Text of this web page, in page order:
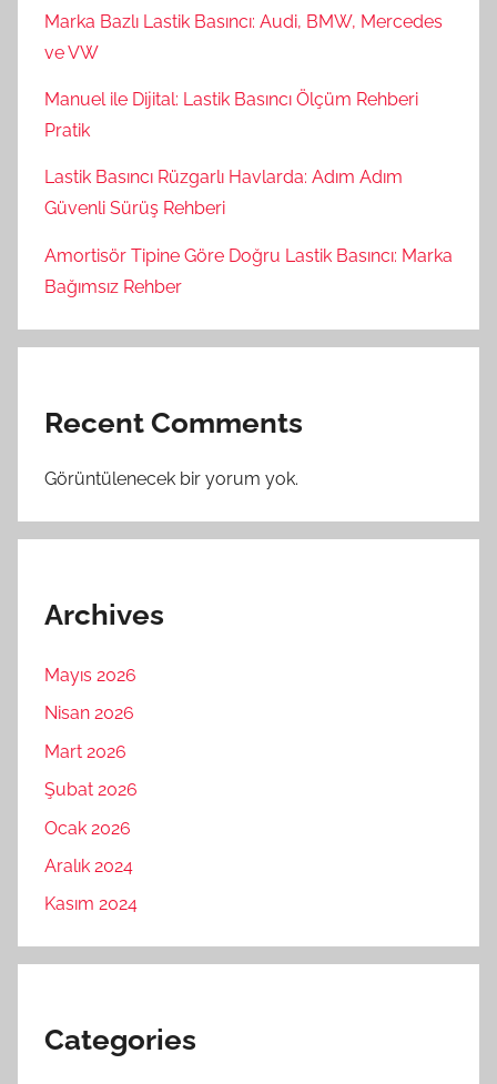
Marka Bazlı Lastik Basıncı: Audi, BMW, Mercedes
ve VW
Manuel ile Dijital: Lastik Basıncı Ölçüm Rehberi
Pratik
Lastik Basıncı Rüzgarlı Havlarda: Adım Adım
Güvenli Sürüş Rehberi
Amortisör Tipine Göre Doğru Lastik Basıncı: Marka
Bağımsız Rehber
Recent Comments
Görüntülenecek bir yorum yok.
Archives
Mayıs 2026
Nisan 2026
Mart 2026
Şubat 2026
Ocak 2026
Aralık 2024
Kasım 2024
Categories